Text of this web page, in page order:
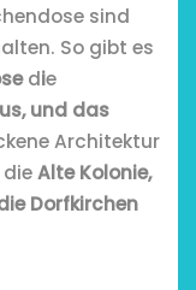
sind
So gibt es
die
und das
Architektur
Alte Kolonie,
Dorfkirchen